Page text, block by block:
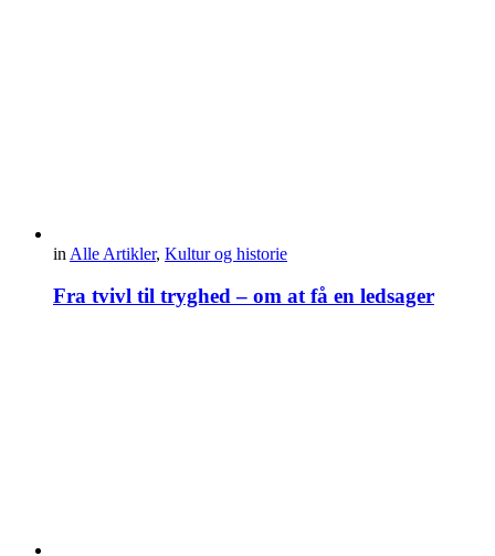
in Alle Artikler, Kultur og historie
Fra tvivl til tryghed – om at få en ledsager